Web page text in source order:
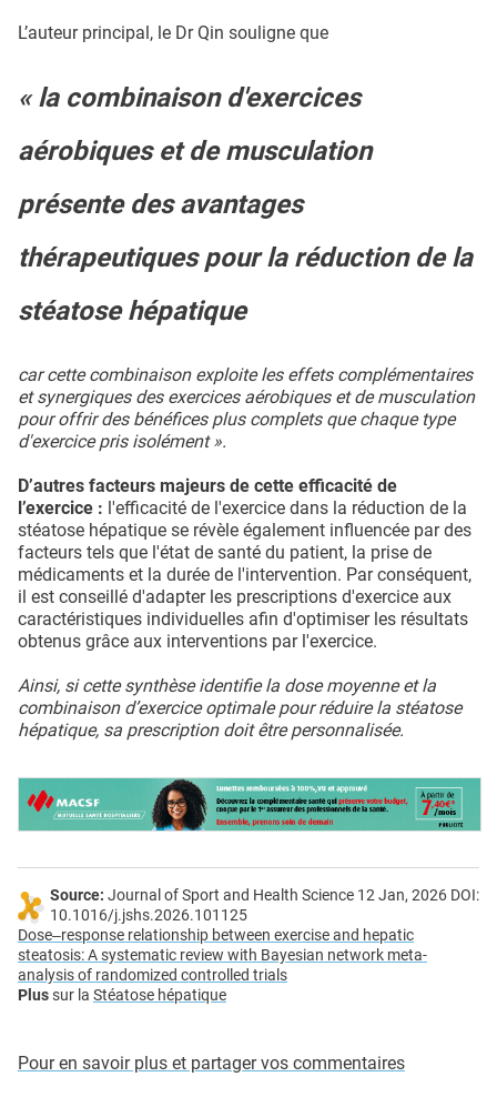
L’auteur principal, le Dr Qin souligne que
« la combinaison d'exercices
aérobiques et de musculation
présente des avantages
thérapeutiques pour la réduction de la
stéatose hépatique
car cette combinaison exploite les effets complémentaires
et synergiques des exercices aérobiques et de musculation
pour offrir des bénéfices plus complets que chaque type
d'exercice pris isolément ».
D’autres facteurs majeurs de cette efficacité de
l’exercice : l'efficacité de l'exercice dans la réduction de la
stéatose hépatique se révèle également influencée par des
facteurs tels que l'état de santé du patient, la prise de
médicaments et la durée de l'intervention. Par conséquent,
il est conseillé d'adapter les prescriptions d'exercice aux
caractéristiques individuelles afin d'optimiser les résultats
obtenus grâce aux interventions par l'exercice.
Ainsi, si cette synthèse identifie la dose moyenne et la
combinaison d’exercice optimale pour réduire la stéatose
hépatique, sa prescription doit être personnalisée.
Source: Journal of Sport and Health Science 12 Jan, 2026 DOI:
10.1016/j.jshs.2026.101125
Dose‒response relationship between exercise and hepatic
steatosis: A systematic review with Bayesian network meta-
analysis of randomized controlled trials
Plussur la Stéatose hépatique
Pour en savoir plus et partager vos commentaires